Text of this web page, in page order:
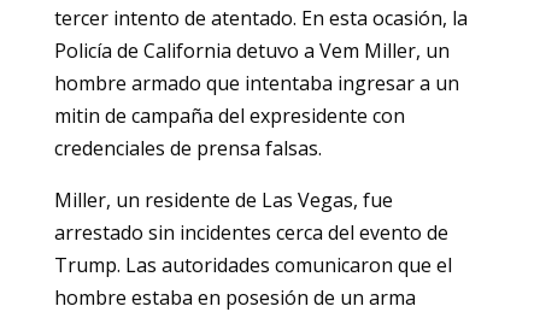
tercer intento de atentado. En esta ocasión, la
Policía de California detuvo a Vem Miller, un
hombre armado que intentaba ingresar a un
mitin de campaña del expresidente con
credenciales de prensa falsas.
Miller, un residente de Las Vegas, fue
arrestado sin incidentes cerca del evento de
Trump. Las autoridades comunicaron que el
hombre estaba en posesión de un arma